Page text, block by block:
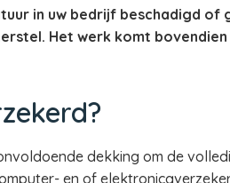
in uw bedrijf beschadigd
Het werk komt
dekking om de
en of